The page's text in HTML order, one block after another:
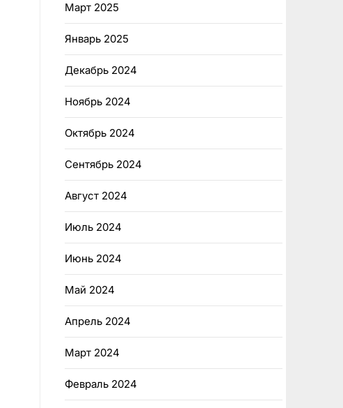
Март 2025
Январь 2025
Декабрь 2024
Ноябрь 2024
Октябрь 2024
Сентябрь 2024
Август 2024
Июль 2024
Июнь 2024
Май 2024
Апрель 2024
Март 2024
Февраль 2024